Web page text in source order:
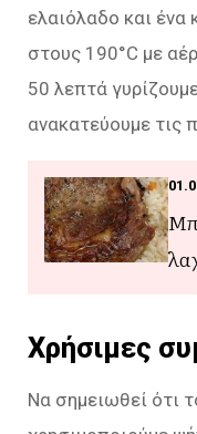
ελαιόλαδο και
στους 190°C με
50 λεπτά
ανακατεύουμε τις
Χρήσιμες
Να σημειωθεί ότι